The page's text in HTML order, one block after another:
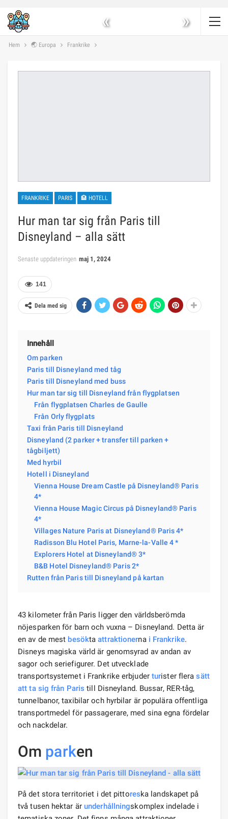
« »
Hem 🌏 Europa Frankrike
FRANKRIKE PARIS 🏨 HOTELL
Hur man tar sig från Paris till
Disneyland – alla sätt
Senaste uppdateringen maj 1, 2024
141
Dela med sig
Innehåll
Om parken
Paris till Disneyland med tåg
Paris till Disneyland med buss
Hur man tar sig till Disneyland från flygplatsen
Från flygplatsen Charles de Gaulle
Från Orly flygplats
Taxi från Paris till Disneyland
Disneyland (2 parker + transfer till parken +
tågbiljett)
Med hyrbil
Hotell i Disneyland
Vienna House Dream Castle på Disneyland® Paris
4*
Vienna House Magic Circus på Disneyland® Paris
4*
Villages Nature Paris at Disneyland® Paris 4*
Radisson Blu Hotel Paris, Marne-la-Valle 4 *
Explorers Hotel at Disneyland® 3*
B&B Hotel Disneyland® Paris 2*
Rutten från Paris till Disneyland på kartan
43 kilometer från Paris ligger den världsberömda
nöjesparken för barn och vuxna – Disneyland. Detta är
en av de mest besöktaattraktionerna i Frankrike.
Disneys magiska värld är genomsyrad av andan av
sagor och seriefigurer. Det utvecklade
transportsystemet i Frankrike erbjuder turister flerasätt
att ta sig från Paris till Disneyland. Bussar, RER-tåg,
tunnelbanor, taxibilar och hyrbilar är populära offentliga
transportmedel för passagerare, med sina egna fördelar
och nackdelar.
Om parken
På det stora territoriet i det pittoreska landskapet på
två tusen hektar är underhållningskomplex indelade i